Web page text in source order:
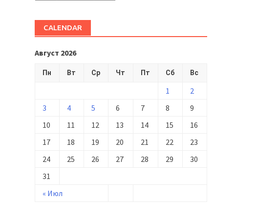
CALENDAR
Август 2026
Пн Вт Ср Чт Пт Сб Вс
« Июл
1
2
3
4 5 6 7 8
9
10
11 12 13 14 15
16
17
18 19 20 21 22
23
24
25 26 27 28 29
30
31